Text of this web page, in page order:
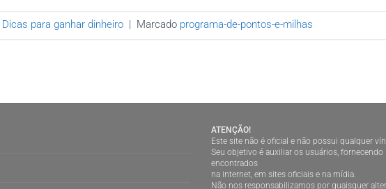
Dicas para ganhar dinheiro | Marcado programa-de-pontos-e-milhas
ATENÇÃO!
Este site não é oficial e não possui qualquer
Seu objetivo é auxiliar os usuários,
encontrados
na internet, em sites oficiais e na mídia.
Não nos responsabilizamos por quaisquer